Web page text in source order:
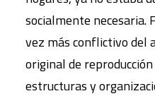
socialmente necesaria.
vez más conflictivo del
original de
estructuras y